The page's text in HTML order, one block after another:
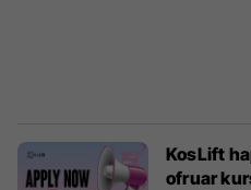
KosLift
ofruar